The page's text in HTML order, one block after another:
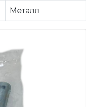
Металл